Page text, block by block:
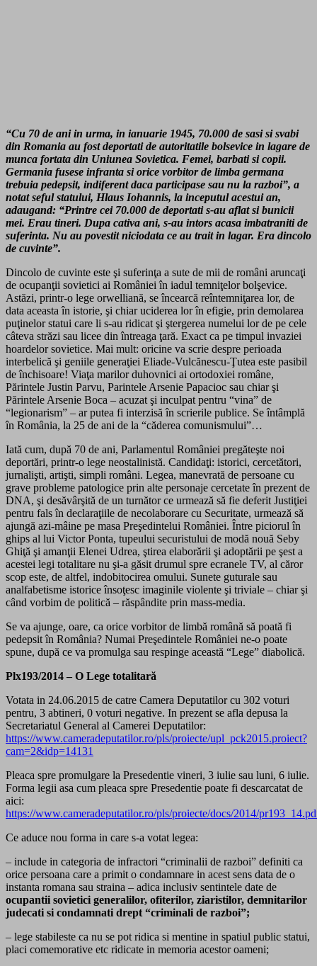
“Cu 70 de ani in urma, in ianuarie 1945, 70.000 de sasi si svabi
din Romania au fost deportati de autoritatile bolsevice in lagare de
munca fortata din Uniunea Sovietica. Femei, barbati si copii.
Germania fusese infranta si orice vorbitor de limba germana
trebuia pedepsit, indiferent daca participase sau nu la razboi”, a
notat seful statului, Hlaus Iohannis, la inceputul acestui an,
adaugand: “Printre cei 70.000 de deportati s-au aflat si bunicii
mei. Erau tineri. Dupa cativa ani, s-au intors acasa imbatraniti de
suferinta. Nu au povestit niciodata ce au trait in lagar. Era dincolo
de cuvinte”.
Dincolo de cuvinte este şi suferinţa a sute de mii de români aruncaţi
de ocupanţii sovietici ai României în iadul temniţelor bolşevice.
Astăzi, printr-o lege orwelliană, se încearcă reîntemniţarea lor, de
data aceasta în istorie, şi chiar uciderea lor în efigie, prin demolarea
puţinelor statui care li s-au ridicat şi ştergerea numelui lor de pe cele
câteva străzi sau licee din întreaga ţară. Exact ca pe timpul invaziei
hoardelor sovietice. Mai mult: oricine va scrie despre perioada
interbelică şi geniile generaţiei Eliade-Vulcănescu-Ţutea este pasibil
de închisoare! Viaţa marilor duhovnici ai ortodoxiei române,
Părintele Justin Parvu, Parintele Arsenie Papacioc sau chiar şi
Părintele Arsenie Boca – acuzat şi inculpat pentru “vina” de
“legionarism” – ar putea fi interzisă în scrierile publice. Se întâmplă
în România, la 25 de ani de la “căderea comunismului”…
Iată cum, după 70 de ani, Parlamentul României pregăteşte noi
deportări, printr-o lege neostalinistă. Candidaţi: istorici, cercetători,
jurnalişti, artişti, simpli români. Legea, manevrată de persoane cu
grave probleme patologice prin alte personaje cercetate în prezent de
DNA, şi desăvârşită de un turnător ce urmează să fie deferit Justiţiei
pentru fals în declaraţiile de necolaborare cu Securitate, urmează să
ajungă azi-mâine pe masa Preşedintelui României. Între piciorul în
ghips al lui Victor Ponta, tupeului securistului de modă nouă Seby
Ghiţă şi amanţii Elenei Udrea, ştirea elaborării şi adoptării pe şest a
acestei legi totalitare nu şi-a găsit drumul spre ecranele TV, al căror
scop este, de altfel, indobitocirea omului. Sunete guturale sau
analfabetisme istorice însoţesc imaginile violente şi triviale – chiar şi
când vorbim de politică – răspândite prin mass-media.
Se va ajunge, oare, ca orice vorbitor de limbă română să poată fi
pedepsit în România? Numai Preşedintele României ne-o poate
spune, după ce va promulga sau respinge această “Lege” diabolică.
Plx193/2014 – O Lege totalitară
Votata in 24.06.2015 de catre Camera Deputatilor cu 302 voturi
pentru, 3 abtineri, 0 voturi negative. In prezent se afla depusa la
Secretariatul General al Camerei Deputatilor:
https://www.cameradeputatilor.ro/pls/proiecte/upl_pck2015.proiect?
cam=2&idp=14131
Pleaca spre promulgare la Presedentie vineri, 3 iulie sau luni, 6 iulie.
Forma legii asa cum pleaca spre Presedentie poate fi descarcatat de
aici:
https://www.cameradeputatilor.ro/pls/proiecte/docs/2014/
Ce aduce nou forma in care s-a votat legea:
– include in categoria de infractori “criminalii de razboi” definiti ca
orice persoana care a primit o condamnare in acest sens data de o
instanta romana sau straina – adica inclusiv sentintele date de
ocupantii sovietici generalilor, ofiterilor, ziaristilor, demnitarilor
judecati si condamnati drept “criminali de razboi”;
– lege stabileste ca nu se pot ridica si mentine in spatiul public statui,
placi comemorative etc ridicate in memoria acestor oameni;